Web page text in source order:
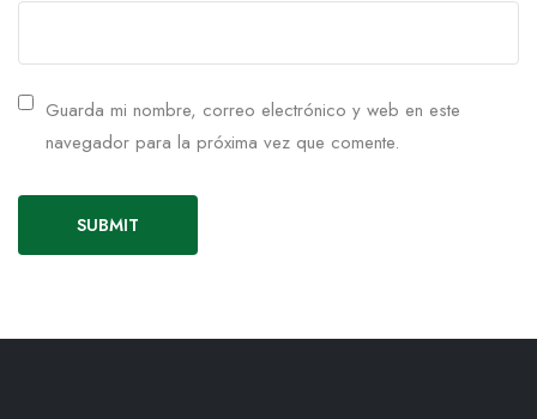
Guarda mi nombre, correo electrónico y web en este
navegador para la próxima vez que comente.